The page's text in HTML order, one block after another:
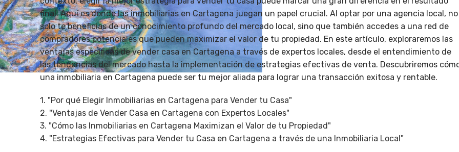
final. Aquí es donde las inmobiliarias en Cartagena juegan un papel crucial. Al optar por una agencia local, no
solo te beneficias de un conocimiento profundo del mercado local, sino que también accedes a una red de
compradores potenciales que pueden maximizar el valor de tu propiedad. En este artículo, exploraremos las
ventajas específicas de vender casa en Cartagena a través de expertos locales, desde el entendimiento de
las tendencias del mercado hasta la implementación de estrategias efectivas de venta. Descubriremos
una inmobiliaria en Cartagena puede ser tu mejor aliada para lograr una transacción exitosa y rentable.
1. "Por qué Elegir Inmobiliarias en Cartagena para Vender tu Casa"
2. "Ventajas de Vender Casa en Cartagena con Expertos Locales"
3. "Cómo las Inmobiliarias en Cartagena Maximizan el Valor de tu Propiedad"
4. "Estrategias Efectivas para Vender tu Casa en Cartagena a través de una Inmobiliaria Local"